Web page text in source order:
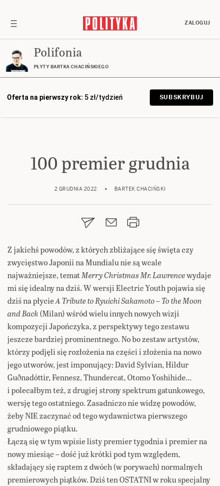
ZALOGUJ
Polifonia
PŁYTY BARTKA CHACIŃSKIEGO
Oferta na pierwszy rok: 5 zł/tydzień SUBSKRYBUJ
100 premier grudnia
2 GRUDNIA 2022 BARTEK CHACIŃSKI
Z jakichś powodów, z których zbliżające się święta czy
zwycięstwo Japonii na Mundialu nie są wcale
najważniejsze, tematMerry Christmas Mr. Lawrencewydaje
mi się idealny na dziś. W wersji Electric Youth pojawia się
dziś na płycieA Tribute to Ryuichi Sakamoto – To the Moon
and Back (Milan) wśród wielu innych nowych wizji
kompozycji Japończyka, z perspektywy tego zestawu
jeszcze bardziej prominentnego. No bo zestaw artystów,
którzy podjęli się rozłożenia na części i złożenia na nowo
jego utworów, jest imponujący: David Sylvian, Hildur
Guðnadóttir, Fennesz, Thundercat, Otomo Yoshihide…
i polecałbym też, z drugiej strony spektrum gatunkowego,
wersję tego ostatniego. Zasadniczo nie widzę powodów,
żeby NIE zaczynać od tego wydawnictwa pierwszego
grudniowego piątku.
Łączą się w tym wpisie listy premier tygodnia i premier na
nowy miesiąc – dość już krótki pod tym względem,
składający się raptem z dwóch (w porywach) normalnych
premierowych piątków. Dziś ten OSTATNI w roku specjalny